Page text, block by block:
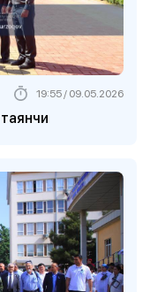
19:55 / 09.05.2026